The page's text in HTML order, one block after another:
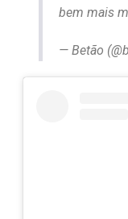
bem mais
— Betão